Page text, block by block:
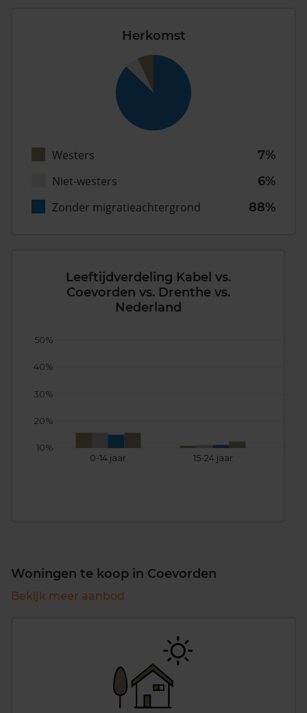
Herkomst
Westers
7%
Niet-westers
6%
Zonder migratieachtergrond
88%
Leeftijdverdeling Kabel vs.
Coevorden vs. Drenthe vs.
Nederland
0-14 jaar 15-24 jaar
10%
20%
30%
40%
50%
Woningen te koop in Coevorden
Bekijk meer aanbod